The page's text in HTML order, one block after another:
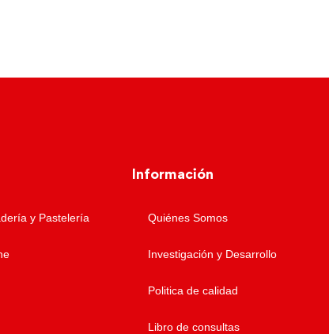
y Pastelería
Información
Quiénes Somos
Investigación y Desarrollo
Politica de calidad
Libro de consultas